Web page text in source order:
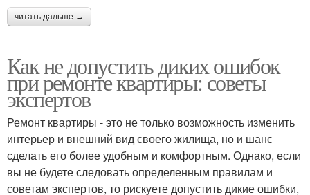
читать дальше →
Как не допустить диких ошибок
при ремонте квартиры: советы
экспертов
Ремонт квартиры - это не только возможность изменить
интерьер и внешний вид своего жилища, но и шанс
сделать его более удобным и комфортным. Однако, если
вы не будете следовать определенным правилам и
советам экспертов, то рискуете допустить дикие ошибки,